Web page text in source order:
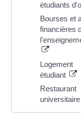
étudiants
Bourses et
financières
Logement
étudiant
Restaurant
universitaire